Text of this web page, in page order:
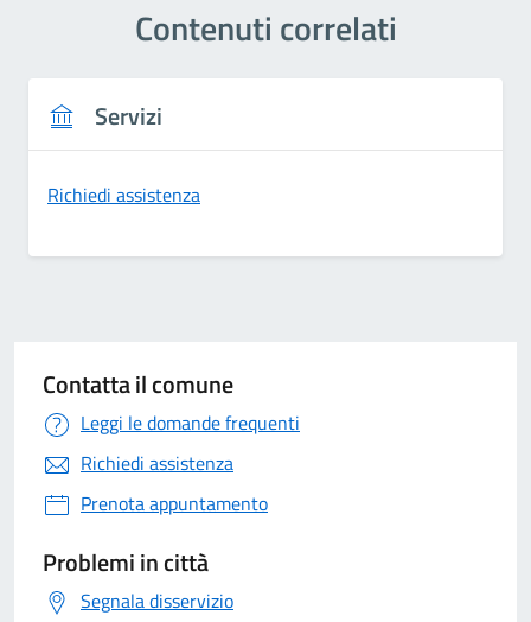
Contenuti correlati
Servizi
Richiedi assistenza
Contatta il comune
Leggi le domande frequenti
Richiedi assistenza
Prenota appuntamento
Problemi in città
Segnala disservizio